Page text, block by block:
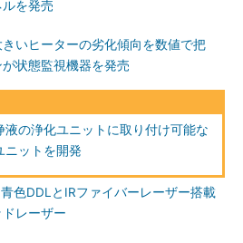
を発売
いヒーターの劣化傾向を数値で把
状態監視機器を発売
液の浄化ユニットに取り付け可能な
ニットを開発
色DDLとIRファイバーレーザー搭載
レーザー